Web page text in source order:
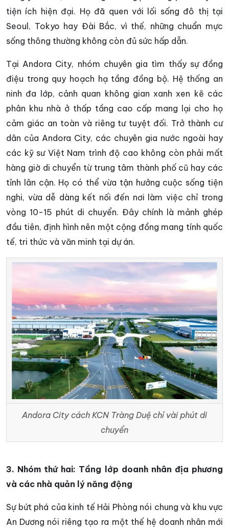
tiện ích hiện đại. Họ đã quen với lối sống đô thị tại
Seoul, Tokyo hay Đài Bắc, vì thế, những chuẩn mực
sống thông thường không còn đủ sức hấp dẫn.
Tại Andora City, nhóm chuyên gia tìm thấy sự đồng
điệu trong quy hoạch hạ tầng đồng bộ. Hệ thống an
ninh đa lớp, cảnh quan không gian xanh xen kẽ các
phân khu nhà ở thấp tầng cao cấp mang lại cho họ
cảm giác an toàn và riêng tư tuyệt đối. Trở thành cư
dân của Andora City, các chuyên gia nước ngoài hay
các kỹ sư Việt Nam trình độ cao không còn phải mất
hàng giờ di chuyển từ trung tâm thành phố cũ hay các
tỉnh lân cận. Họ có thể vừa tận hưởng cuộc sống tiện
nghi, vừa dễ dàng kết nối đến nơi làm việc chỉ trong
vòng 10-15 phút di chuyển. Đây chính là mảnh ghép
đầu tiên, định hình nên một cộng đồng mang tính quốc
tế, tri thức và văn minh tại dự án.
Andora City cách KCN Tràng Duệ chỉ vài phút di
chuyển
3. Nhóm thứ hai: Tầng lớp doanh nhân địa phương
và các nhà quản lý năng động
Sự bứt phá của kinh tế Hải Phòng nói chung và khu vực
An Dương nói riêng tạo ra một thế hệ doanh nhân mới